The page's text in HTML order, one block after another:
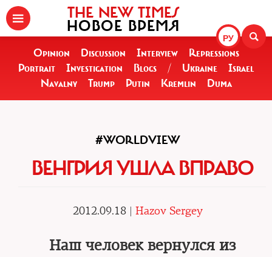
РУ
THE NEW TIMES
НОВОЕ ВРЕМЯ
Opinion Discussion Interview
Repressions
Portrait
Investigation Blogs / Ukraine
Israel
Navalny
Trump Putin Kremlin Duma
#WORLDVIEW
ВЕНГРИЯ УШЛА ВПРАВО
2012.09.18 | Hazov Sergey
Наш человек вернулся из